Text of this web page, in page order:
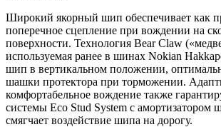
Широкий якорный шип обеспечивает как
поперечное сцепление при вождении на
поверхности. Технология Bear Claw
используемая ранее в шинах Nokian
шип в вертикальном положении,
шашки протектора при торможении.
комфортабельное вождение также
системы Eco Stud System с амортизатором
смягчает воздействие шипа на дорогу.